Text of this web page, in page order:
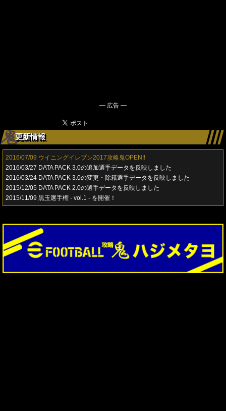
━ 広告 ━
更新情報
2016/07/09 ウイニングイレブン2017攻略鬼OPEN!!
2016/03/27 DATA PACK 3.0の追加選手データを反映しました
2016/03/24 DATA PACK 3.0の変更・除籍選手データを反映しました
2015/12/05 DATA PACK 2.0の選手データを反映しました
2015/11/09 黒玉選手権 - vol.1 - を開催！